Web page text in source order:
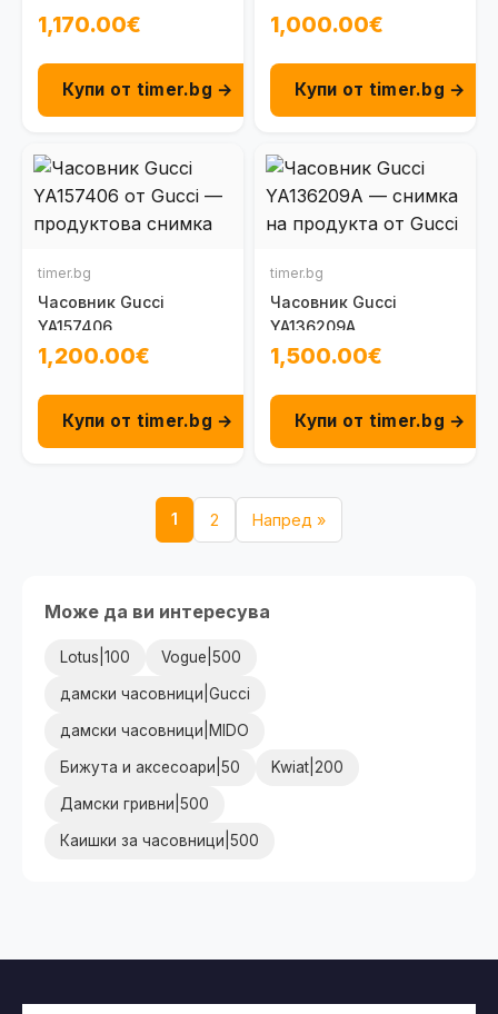
1,170.00€
Купи от timer.bg →
1,000.00€
Купи от timer.bg →
timer.bg
Часовник Gucci
YA157406
1,200.00€
Купи от timer.bg →
timer.bg
Часовник Gucci
YA136209A
1,500.00€
Купи от timer.bg →
1 2 Напред »
Може да ви интересува
Lotus|100 Vogue|500
дамски часовници|Gucci
дамски часовници|MIDO
Бижута и аксесоари|50 Kwiat|200
Дамски гривни|500
Каишки за часовници|500